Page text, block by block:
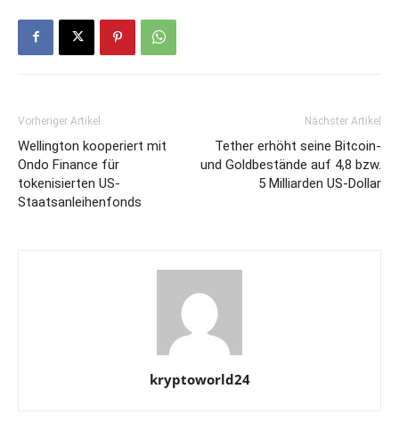
Vorheriger Artikel
Wellington kooperiert mit
Ondo Finance für
tokenisierten US-
Staatsanleihenfonds
Nächster Artikel
Tether erhöht seine Bitcoin-
und Goldbestände auf 4,8 bzw.
5 Milliarden US-Dollar
kryptoworld24